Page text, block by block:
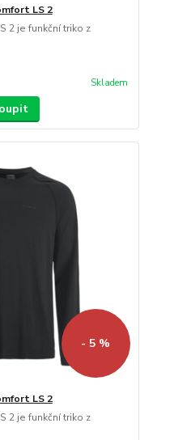
LS 2
2 je funkční triko z
Skladem
- 5 %
LS 2
2 je funkční triko z